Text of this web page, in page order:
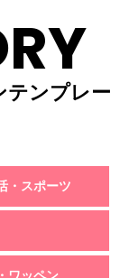
テンプレー
・スポーツ
ワッペン